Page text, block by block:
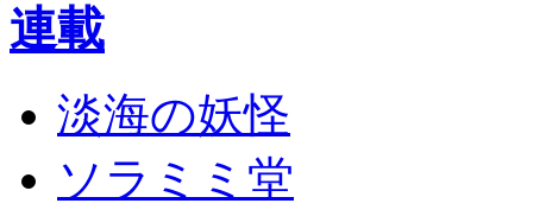
連載
淡海の妖怪
ソラミミ堂